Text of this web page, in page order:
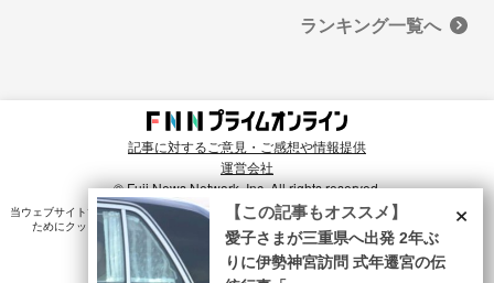
ランキング一覧へ
記事に対するご意見・ご感想や情報提供
運営会社
© Fuji News Network, Inc. All rights reserved.
当ウェブサイトでは、ユーザのニーズ・興味・関⼼に合致したコンテンツや広告配信を提供する
ためにクッキーを使⽤しています。詳細は、
プライバシーポリシー をご確認ください。×
【この記事もオススメ】
愛子さまが三重県へ出発 2年ぶ
りに伊勢神宮訪問 式年遷宮の伝